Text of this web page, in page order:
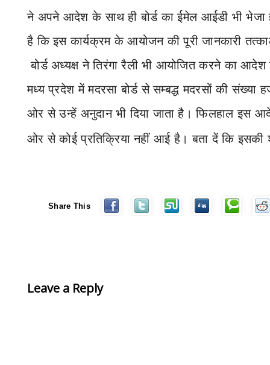
ने अपने आदेश के साथ ही बोर्ड का ईमेल आईडी भी भेजा
है कि इस कार्यक्रम के आयोजन की पूरी जानकारी
बोर्ड अध्यक्ष ने तिरंगा रैली भी आयोजित करने का
मध्य प्रदेश में मदरसा बोर्ड से सम्बद्ध मदरसों की संख्या
ओर से उन्हें अनुदान भी दिया जाता है। फिलहाल इस
ओर से कोई प्रतिक्रिया नहीं आई है। बता दें कि
Share This
Leave a Reply